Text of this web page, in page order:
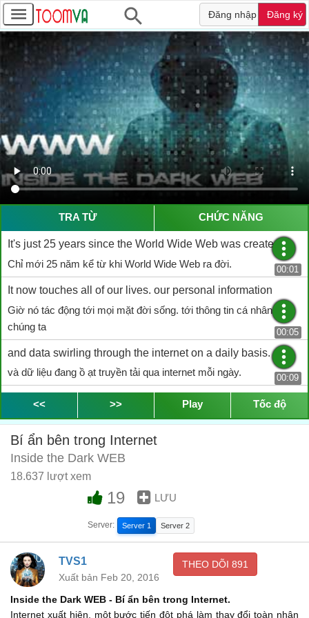
Đăng nhập Đăng ký
TRA TỪ CHỨC NĂNG
It's just 25 years since the World Wide Web was created.
Chỉ mới 25 năm kể từ khi World Wide Web ra đời.
00:01
It now touches all of our lives. our personal information
Giờ nó tác động tới mọi mặt đời sống. tới thông tin cá nhân của
chúng ta
00:05
and data swirling through the internet on a daily basis.
và dữ liệu đang ồ ạt truyền tải qua internet mỗi ngày.
00:09
Yet it's now caught in the greatest controversy of its life -
Tuy nhiên. giờ nó tạo nên cuộc tranh cãi lớn nhất trong lịch sử tồn
tại của nó
surveillance.
giám sát.
This is a spy master's dream.
Đó là giấc mơ của một bậc thầy điệp viên.
No spy of the previous generations could have imagined that
we
Không điệp viên nào trước đó có thể hình dung rằng
<< >> Play Tốc độ
Bí ẩn bên trong Internet
Inside the Dark WEB
18.637 lượt xem
19 LƯU
Server: Server 1 Server 2
TVS1
Xuất bản Feb 20, 2016
THEO DÕI 891
Inside the Dark WEB - Bí ẩn bên trong Internet.
Internet xuất hiện, một bước tiến đột phá làm thay đổi toàn nhân